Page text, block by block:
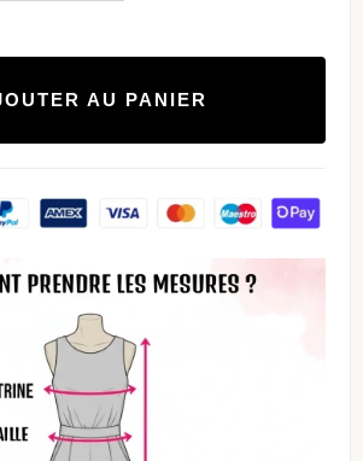
motif géométrique rouge Moulante
AU PANIER